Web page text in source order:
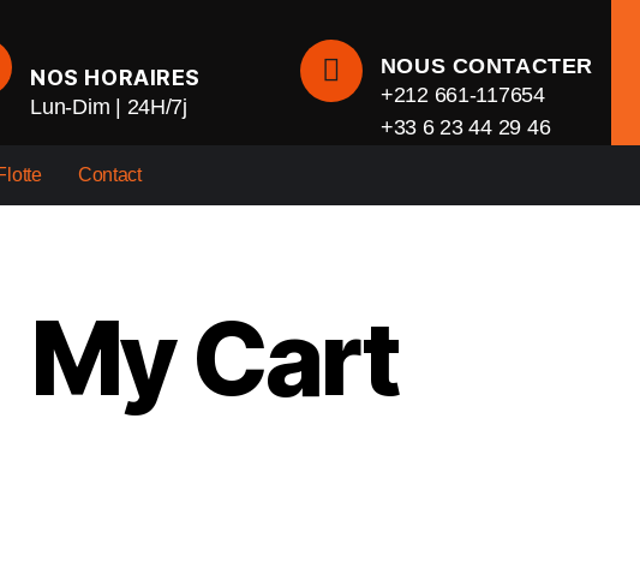
NOS HORAIRES
Lun-Dim | 24H/7j
NOUS CONTACTER
+212 661-117654
+33 6 23 44 29 46
Contact
My Cart